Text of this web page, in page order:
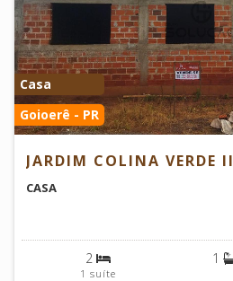
Casa
Goioerê - PR
JARDIM COLINA VERDE II
CASA
2
1 suíte
1